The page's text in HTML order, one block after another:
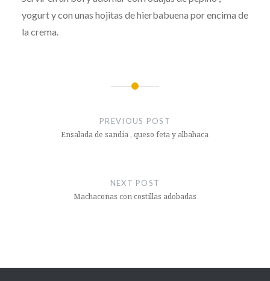
yogurt y con unas hojitas de hierbabuena por encima de
la crema.
PREVIOUS POST
Ensalada de sandia , queso feta y albahaca
NEXT POST
Machaconas con costillas adobadas